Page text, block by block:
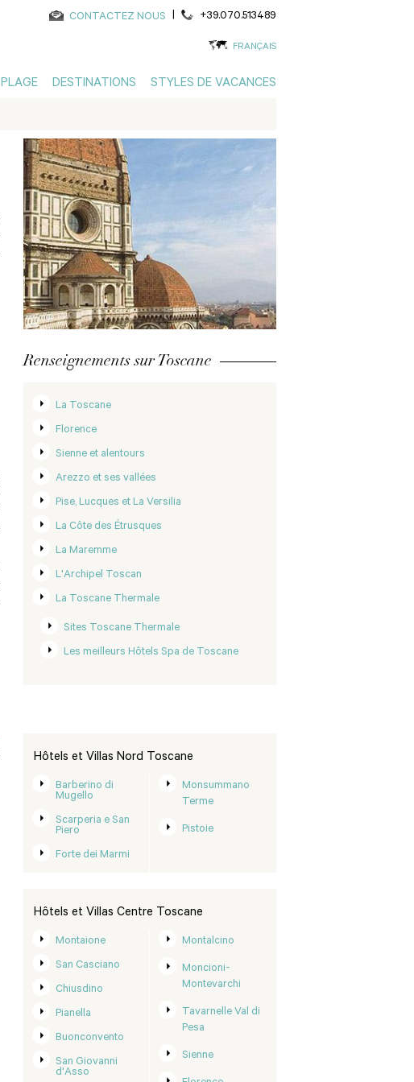
CONTACTEZ NOUS | +39.070.513489
FRANÇAIS
PLAGE DESTINATIONS STYLES DE VACANCES
Renseignements sur Toscane
La Toscane
Florence
Sienne et alentours
Arezzo et ses vallées
Pise, Lucques et La Versilia
La Côte des Étrusques
La Maremme
L'Archipel Toscan
La Toscane Thermale
Sites Toscane Thermale
Les meilleurs Hôtels Spa de Toscane
Hôtels et Villas Nord Toscane
Barberino di
Mugello
Scarperia e San
Piero
Forte dei Marmi
Monsummano
Terme
Pistoie
Hôtels et Villas Centre Toscane
Montaione
San Casciano
Chiusdino
Pianella
Buonconvento
San Giovanni
d'Asso
Montalcino
Moncioni-
Montevarchi
Tavarnelle Val di
Pesa
Sienne